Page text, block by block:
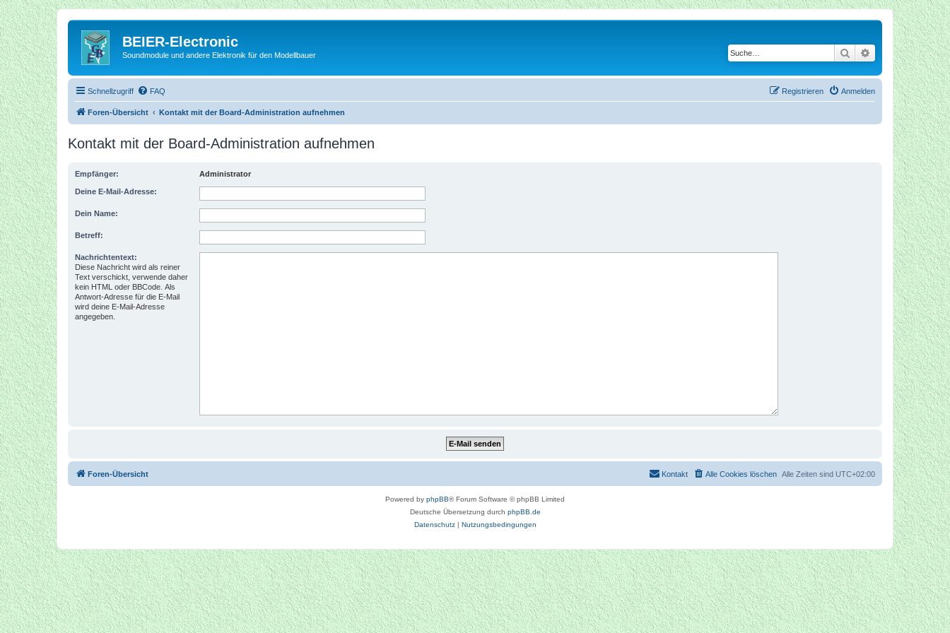
BEIER-Electronic
Soundmodule und andere Elektronik für den Modellbauer Suche Erweiterte Suche
Schnellzugriff FAQ Anmelden
Registrieren
Foren-Übersicht Kontakt mit der Board-Administration aufnehmen
Kontakt mit der Board-Administration aufnehmen
Empfänger: Administrator
Deine E-Mail-Adresse:
Dein Name:
Betreff:
Nachrichtentext:
Diese Nachricht wird als reiner
Text verschickt, verwende daher
kein HTML oder BBCode. Als
Antwort-Adresse für die E-Mail
wird deine E-Mail-Adresse
angegeben.
Foren-Übersicht Alle Zeiten sind UTC+02:00
Alle Cookies löschen
Kontakt
Powered by phpBB® Forum Software © phpBB Limited
Deutsche Übersetzung durch phpBB.de
Datenschutz| Nutzungsbedingungen